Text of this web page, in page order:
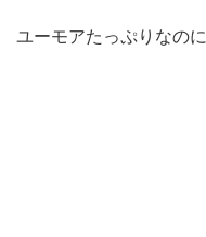
ユーモアたっぷりなのに